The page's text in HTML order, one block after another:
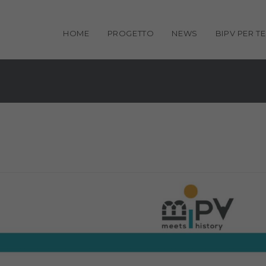
HOME PROGETTO NEWS BIPV PER TE